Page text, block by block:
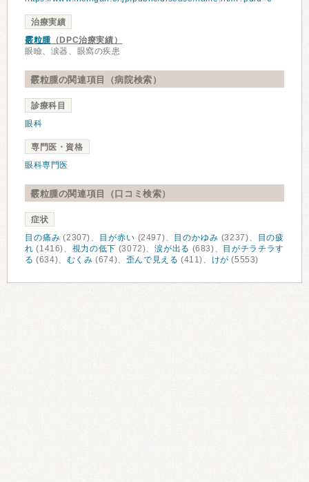
治療実績
霰粒腫（DPC治療実績）
眼瞼、涙器、眼窩の疾患
霰粒腫の関連項目（病院検索）
診療科目
眼科
専門医・資格
眼科専門医
霰粒腫の関連項目（口コミ検索）
症状
目の痛み (2307)、 目が赤い (2497)、 目のかゆみ (3237)、
目の疲
れ (1416)、 視力の低下 (3072)、涙が出る (683)、
目がチラチラす
る (634)、 むくみ (674)、 歪んで見える (411)、 けが (5553)